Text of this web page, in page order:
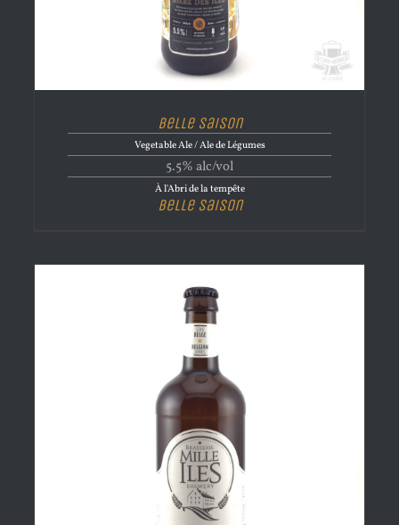
Belle Saison
Vegetable Ale / Ale de Légumes
5.5% alc/vol
À l'Abri de la tempête
Belle Saison